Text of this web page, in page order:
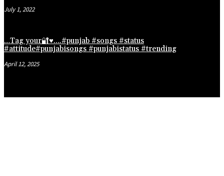
Tools
July 1, 2022
…Tag your🔐♥️….#punjab #songs #status
#attitude#punjabisongs #punjabistatus #trending
April 12, 2025